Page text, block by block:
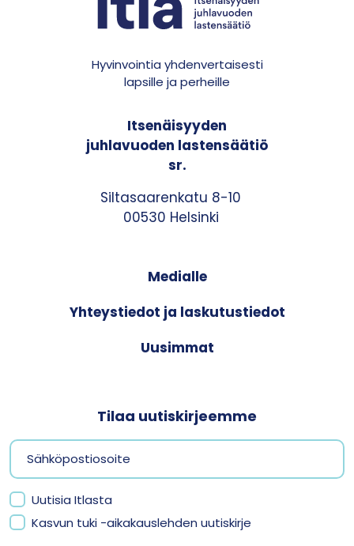
Hyvinvointia yhdenvertaisesti
lapsille ja perheille
Itsenäisyyden
juhlavuoden lastensäätiö
sr.
Siltasaarenkatu 8-10
00530 Helsinki
Medialle
Yhteystiedot ja laskutustiedot
Uusimmat
Tilaa uutiskirjeemme
Uutisia Itlasta
Kasvun tuki -aikakauslehden uutiskirje